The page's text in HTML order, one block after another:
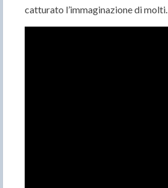
catturato l’immaginazione di molti.